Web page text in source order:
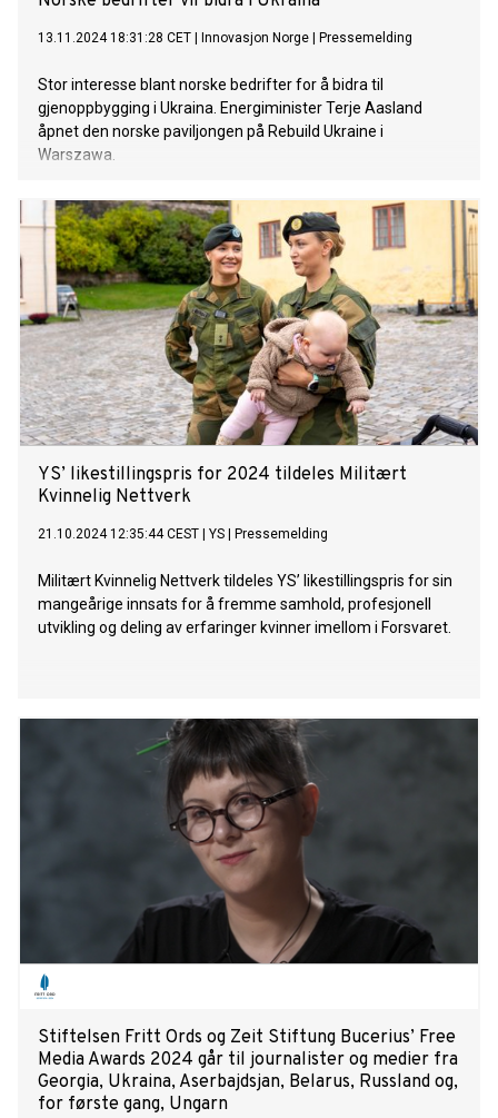
13.11.2024 18:31:28 CET Innovasjon Norge Pressemelding
Stor interesse blant norske bedrifter for å bidra til
gjenoppbygging i Ukraina. Energiminister Terje Aasland
åpnet den norske paviljongen på Rebuild Ukraine i
Warszawa.
YS’ likestillingspris for 2024 tildeles Militært
Kvinnelig Nettverk
21.10.2024 12:35:44 CEST YS Pressemelding
Militært Kvinnelig Nettverk tildeles YS’ likestillingspris for sin
mangeårige innsats for å fremme samhold, profesjonell
utvikling og deling av erfaringer kvinner imellom i Forsvaret.
Stiftelsen Fritt Ords og Zeit Stiftung Bucerius’ Free
Media Awards 2024 går til journalister og medier fra
Georgia, Ukraina, Aserbajdsjan, Belarus, Russland og,
for første gang, Ungarn